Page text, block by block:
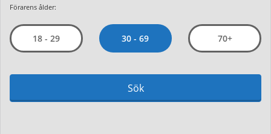
Förarens ålder:
18 - 29 30 - 69 70+
Sök